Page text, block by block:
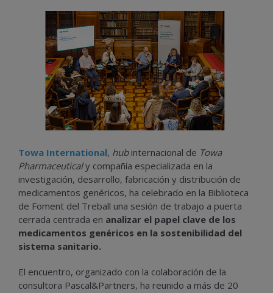
Towa International, hubinternacional de Towa
Pharmaceuticaly compañía especializada en la
investigación, desarrollo, fabricación y distribución de
medicamentos genéricos, ha celebrado en la Biblioteca
de Foment del Treball una sesión de trabajo a puerta
cerrada centrada en analizar el papel clave de los
medicamentos genéricos en la sostenibilidad del
sistema sanitario.
El encuentro, organizado con la colaboración de la
consultora Pascal&Partners, ha reunido a más de 20